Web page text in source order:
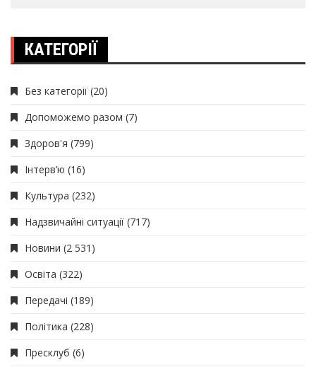
КАТЕГОРІЇ
Без категорії (20)
Допоможемо разом (7)
Здоров'я (799)
Інтерв’ю (16)
Культура (232)
Надзвичайні ситуації (717)
Новини (2 531)
Освіта (322)
Передачі (189)
Політика (228)
Пресклуб (6)